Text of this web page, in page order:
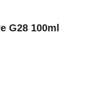
G28 100ml